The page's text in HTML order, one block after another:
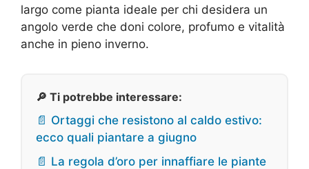
largo come pianta ideale per chi desidera un
angolo verde che doni colore, profumo e vitalità
anche in pieno inverno.
🔎 Ti potrebbe interessare:
📄 Ortaggi che resistono al caldo estivo:
ecco quali piantare a giugno
📄 La regola d’oro per innaffiare le piante